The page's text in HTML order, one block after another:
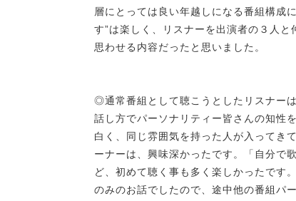
層にとっては良い年越しになる番組構成
す”は楽しく、リスナーを出演者の３人
思わせる内容だったと思いました。
◎通常番組として聴こうとしたリスナー
話し方でパーソナリティー皆さんの知性
白く、同じ雰囲気を持った人が入ってき
ーナーは、興味深かったです。「自分で
ど、初めて聴く事も多く楽しかったです
のみのお話でしたので、途中他の番組パ